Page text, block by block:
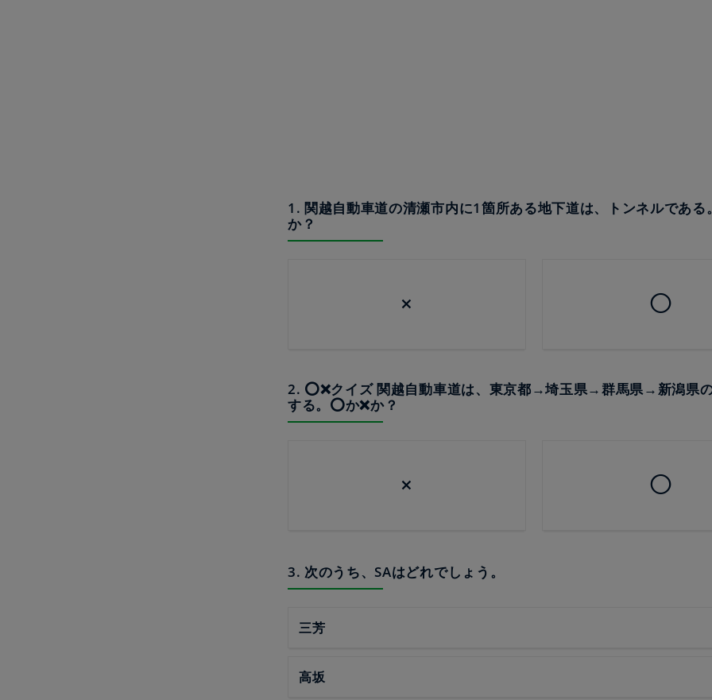
1. 関越自動車道の清瀬市内に1箇所ある地下道は、トンネルである
か？
× ◯
2. ⭕️❌クイズ 関越自動車道は、東京都→埼玉県→群馬県→新潟県
する。⭕️か❌か？
× ◯
3. 次のうち、SAはどれでしょう。
三芳
高坂